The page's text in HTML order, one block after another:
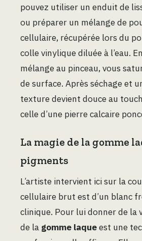
pouvez utiliser un enduit de
ou préparer un mélange de
cellulaire, récupérée lors du
colle vinylique diluée à l’eau.
mélange au pinceau, vous
de surface. Après séchage et
texture devient douce au
celle d’une pierre calcaire
La magie de la gomme
pigments
L’artiste intervient ici sur la
cellulaire brut est d’un blanc
clinique. Pour lui donner de la
de la gomme laqueest une